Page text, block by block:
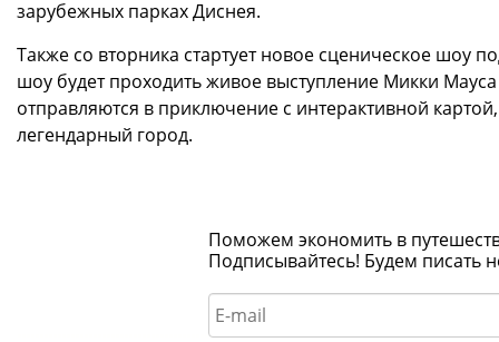
зарубежных парках Диснея.
Также со вторника стартует новое сценическое шоу
шоу будет проходить живое выступление Микки
отправляются в приключение с интерактивной
легендарный город.
Поможем экономить в
Подписывайтесь! Будем писать